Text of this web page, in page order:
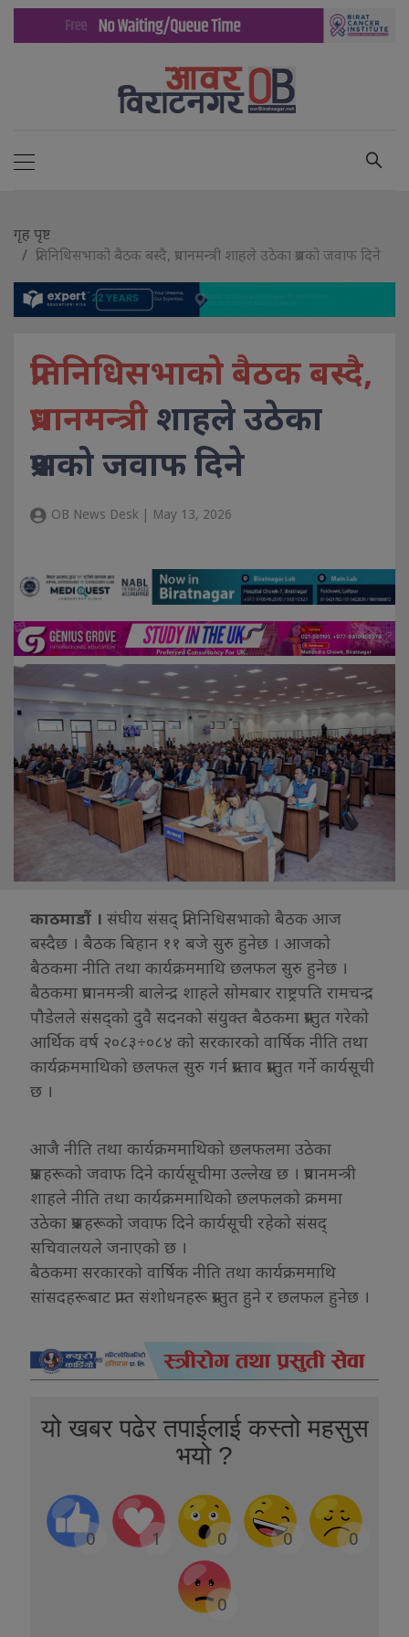
गृह पृष्ट
प्रतिनिधिसभाको बैठक बस्दै, प्रधानमन्त्री शाहले उठेका प्रश्नको जवाफ दिने
प्रतिनिधिसभाको बैठक बस्दै,
प्रधानमन्त्री शाहले उठेका
प्रश्नको जवाफ दिने
OB News Desk | May 13, 2026
काठमाडौं । संघीय संसद् प्रतिनिधिसभाको बैठक आज
बस्दैछ । बैठक बिहान ११ बजे सुरु हुनेछ । आजको
बैठकमा नीति तथा कार्यक्रममाथि छलफल सुरु हुनेछ ।
बैठकमा प्रधानमन्त्री बालेन्द्र शाहले सोमबार राष्ट्रपति रामचन्द्र
पौडेलले संसद्को दुवै सदनको संयुक्त बैठकमा प्रस्तुत गरेको
आर्थिक वर्ष २०८३÷०८४ को सरकारको वार्षिक नीति तथा
कार्यक्रममाथिको छलफल सुरु गर्न प्रस्ताव प्रस्तुत गर्ने कार्यसूची
छ ।
आजै नीति तथा कार्यक्रममाथिको छलफलमा उठेका
प्रश्नहरूको जवाफ दिने कार्यसूचीमा उल्लेख छ । प्रधानमन्त्री
शाहले नीति तथा कार्यक्रममाथिको छलफलको क्रममा
उठेका प्रश्नहरूको जवाफ दिने कार्यसूची रहेको संसद्
सचिवालयले जनाएको छ ।
बैठकमा सरकारको वार्षिक नीति तथा कार्यक्रममाथि
सांसदहरूबाट प्राप्त संशोधनहरू प्रस्तुत हुने र छलफल हुनेछ ।
यो खबर पढेर तपाईलाई कस्तो महसुस
भयो ?
0 1 0 0 0
0